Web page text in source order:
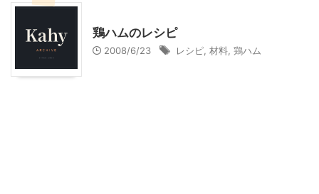
鶏ハムのレシピ
2008/6/23 レシピ 材料 鶏ハム